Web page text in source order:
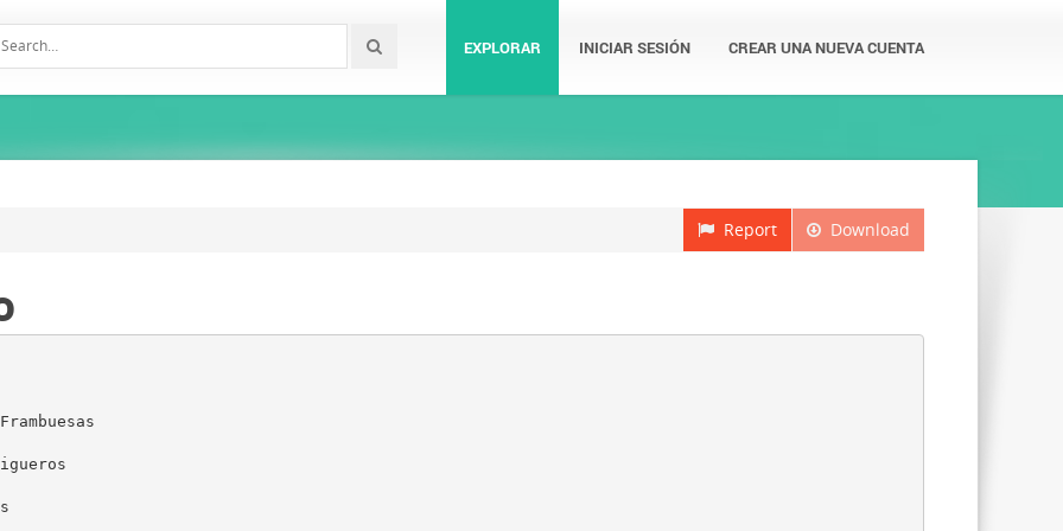
EXPLORAR INICIAR SESIÓN CREAR UNA NUEVA CUENTA
Download
Report